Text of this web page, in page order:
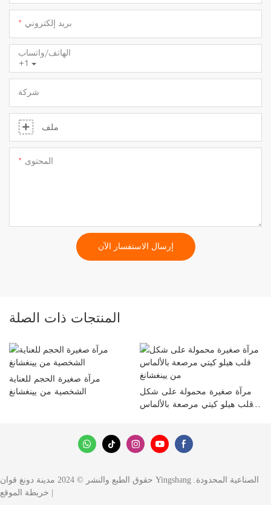
بريد إلكتروني
+1
الهاتف/واتساب
شركة
ملف
المحتوى
إرسال الاستفسار الآن
المنتجات ذات الصلة
مرآة صغيرة الحجم للعناية
الشخصية من يينغشانغ
مرآة صغيرة محمولة على شكل
قلب هيلو كيتي مرصعة بالألماس
حقوق الطبع والنشر © 2024 مدينة دونغ قوان Yingshang الصناعية المحدودة.
خريطة الموقع